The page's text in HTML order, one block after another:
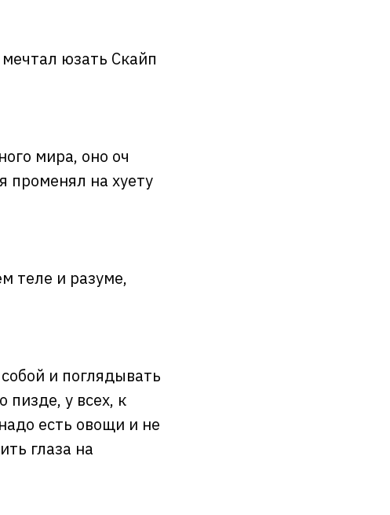
юзать Скайп
мира, оно оч
променял на хуету
теле и разуме,
и поглядывать
пизде, у всех, к
есть овощи и не
глаза на